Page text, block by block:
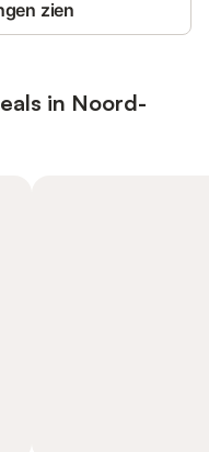
zien
in Noord-